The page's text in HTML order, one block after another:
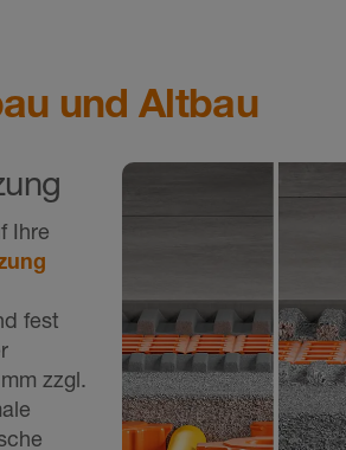
und Altbau
Ihre
fest
zzgl.